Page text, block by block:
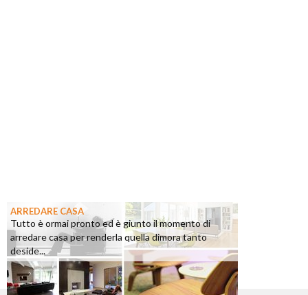
ARREDARE CASA
Tutto è ormai pronto ed è giunto il momento di
arredare casa per renderla quella dimora tanto
deside...